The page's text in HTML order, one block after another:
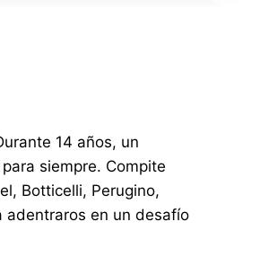
14 años, un
siempre. Compite
Botticelli, Perugino,
adentraros en un desafío